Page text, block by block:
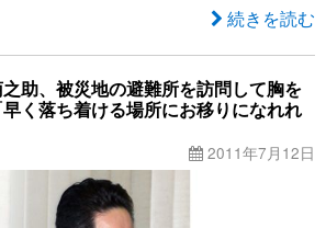
続きを読む
助、被災地の避難所を訪問して胸を
く落ち着ける場所にお移りになれれ
2011年7月12日